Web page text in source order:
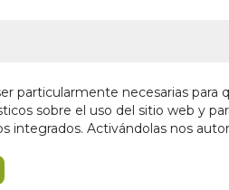
particularmente necesarias
sobre el uso del sitio web y
integrados. Activándolas nos